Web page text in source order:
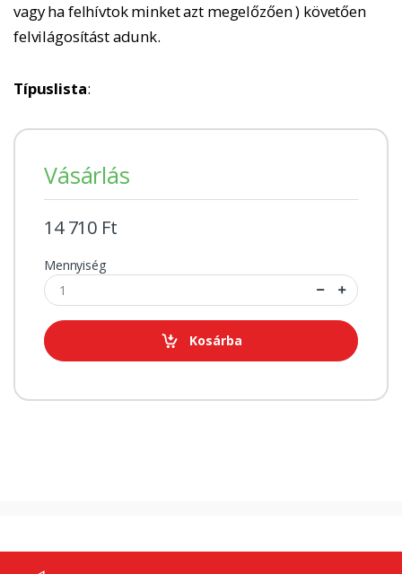
vagy ha felhívtok minket azt megelőzően ) követően
felvilágosítást adunk.
Típuslista:
Vásárlás
14 710 Ft
Mennyiség
Kosárba